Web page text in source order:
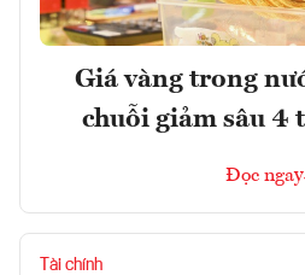
Giá vàng trong
chuỗi giảm sâu 4
Đọc ngay
Tài chính